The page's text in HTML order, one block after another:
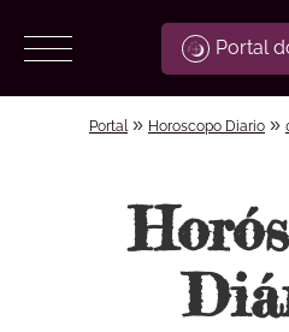
Portal
Portal » Horoscopo Diario »